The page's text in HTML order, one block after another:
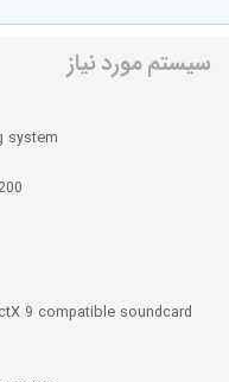
سیستم مورد نیاز
system
9 compatible soundcard